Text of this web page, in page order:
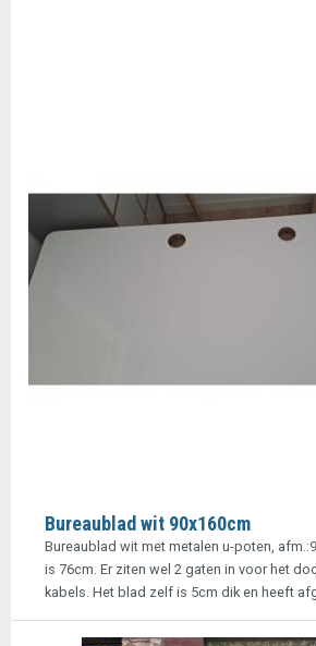
Bureaublad wit 90x160cm
Bureaublad wit met metalen u-poten,
is 76cm. Er ziten wel 2 gaten in voor het
kabels. Het blad zelf is 5cm dik en heeft